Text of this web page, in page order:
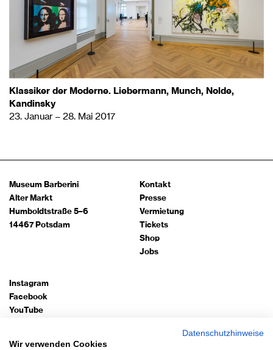
Klassiker der Moderne. Liebermann, Munch, Nolde,
Kandinsky
23. Januar – 28. Mai 2017
Museum Barberini
Alter Markt
Humboldtstraße 5–6
14467 Potsdam
Kontakt
Presse
Vermietung
Tickets
Shop
Jobs
Instagram
Facebook
YouTube
Datenschutzhinweise
Wir verwenden Cookies